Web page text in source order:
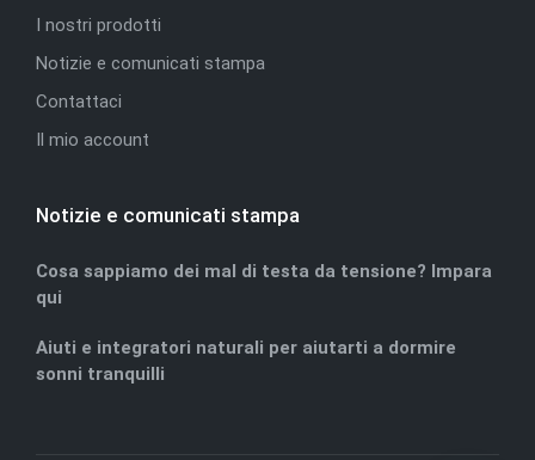
I nostri prodotti
Notizie e comunicati stampa
Contattaci
Il mio account
Notizie e comunicati stampa
Cosa sappiamo dei mal di testa da tensione? Impara
qui
Aiuti e integratori naturali per aiutarti a dormire
sonni tranquilli